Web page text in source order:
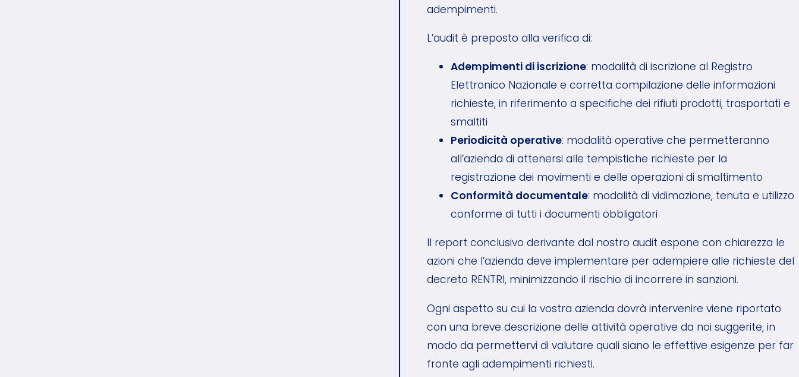
adempimenti.
L’audit è preposto alla verifica di:
Adempimenti di iscrizione: modalità di iscrizione al Registro
Elettronico Nazionale e corretta compilazione delle informazioni
richieste, in riferimento a specifiche dei rifiuti prodotti, trasportati e
smaltiti
Periodicità operative: modalità operative che permetteranno
all’azienda di attenersi alle tempistiche richieste per la
registrazione dei movimenti e delle operazioni di smaltimento
Conformità documentale: modalità di vidimazione, tenuta e utilizzo
conforme di tutti i documenti obbligatori
Il report conclusivo derivante dal nostro audit espone con chiarezza le
azioni che l’azienda deve implementare per adempiere alle richieste del
decreto RENTRI, minimizzando il rischio di incorrere in sanzioni.
Ogni aspetto su cui la vostra azienda dovrà intervenire viene riportato
con una breve descrizione delle attività operative da noi suggerite, in
modo da permettervi di valutare quali siano le effettive esigenze per far
fronte agli adempimenti richiesti.